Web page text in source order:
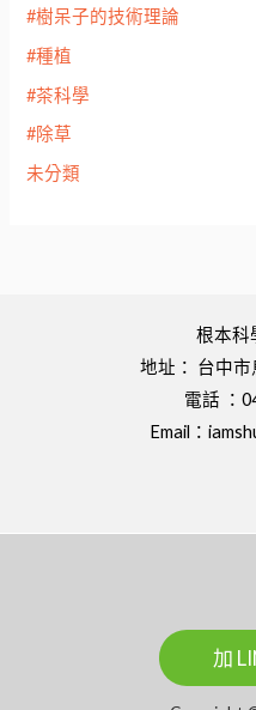
#樹呆子的技術理論
#種植
#茶科學
#除草
未分類
根本科
地址： 台中
電話 ：
Email：
加